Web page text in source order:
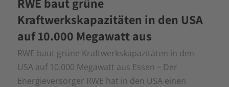
Kraftwerkskapazitäten in den USA
auf 10.000 Megawatt aus
RWE baut grüne Kraftwerkskapazitäten in den
USA auf 10.000 Megawatt aus Essen – Der
Energieversorger RWE hat in den USA einen